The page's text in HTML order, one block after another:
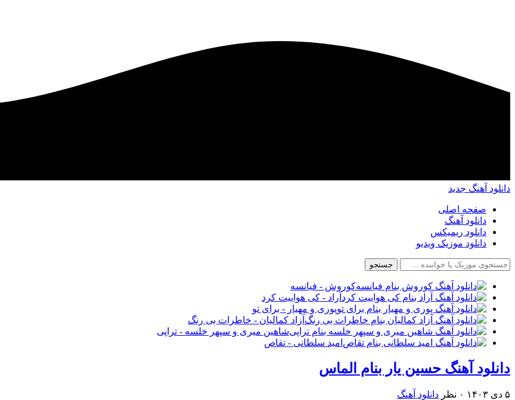
دانلود آهنگ جدید
صفحه اصلی
دانلود آهنگ
دانلود ریمیکس
دانلود موزیک ویدیو
جستجو
کوروش - فیانسه
آراد - کی هواییت کرد
پوری و مهیار - برای تو
آزاد کمالیان - خاطرات بی رنگ
شاهین میری و سپهر خلسه - تراپی
امید سلطانی - تقاص
دانلود آهنگ حسین یار بنام الماس
۵ دی ۱۴۰۳ ۰ نظر دانلود آهنگ